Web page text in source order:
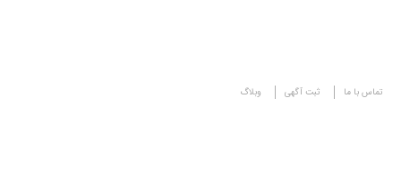
تماس با ما ثبت آگهی وبلاگ